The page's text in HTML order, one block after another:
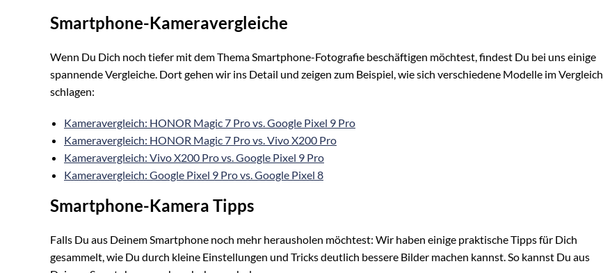
Smartphone-Kameravergleiche
Wenn Du Dich noch tiefer mit dem Thema Smartphone-Fotografie beschäftigen möchtest, findest Du bei uns einige
spannende Vergleiche. Dort gehen wir ins Detail und zeigen zum Beispiel, wie sich verschiedene Modelle im Vergleich
schlagen:
Kameravergleich: HONOR Magic 7 Pro vs. Google Pixel 9 Pro
Kameravergleich: HONOR Magic 7 Pro vs. Vivo X200 Pro
Kameravergleich: Vivo X200 Pro vs. Google Pixel 9 Pro
Kameravergleich: Google Pixel 9 Pro vs. Google Pixel 8
Smartphone-Kamera Tipps
Falls Du aus Deinem Smartphone noch mehr herausholen möchtest: Wir haben einige praktische Tipps für Dich
gesammelt, wie Du durch kleine Einstellungen und Tricks deutlich bessere Bilder machen kannst. So kannst Du aus